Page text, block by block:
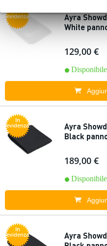
In
evidenza
Ayra
White
129,00 €
Disponibile
In
evidenza
Ayra
Black
189,00 €
Disponibile
In
evidenza
Ayra